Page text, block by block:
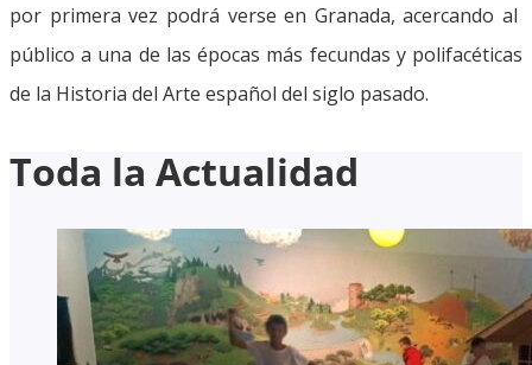
por primera vez podrá verse en Granada, acercando al
público a una de las épocas más fecundas y polifacéticas
de la Historia del Arte español del siglo pasado.
Toda la Actualidad